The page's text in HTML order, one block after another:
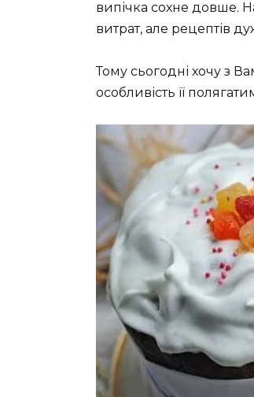
випічка сохне довше.
витрат, але рецептів
Тому сьогодні хочу з
особливість її